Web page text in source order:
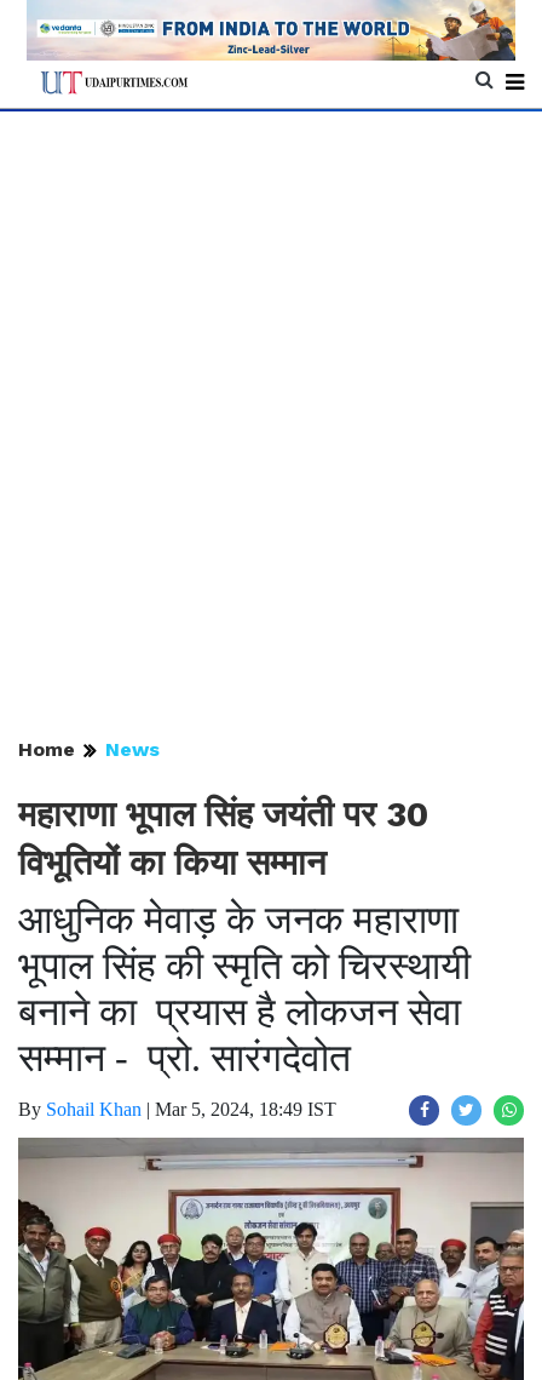
Home News
महाराणा भूपाल सिंह जयंती पर 30
विभूतियों का किया सम्मान
आधुनिक मेवाड़ के जनक महाराणा
भूपाल सिंह की स्मृति को चिरस्थायी
बनाने का प्रयास है लोकजन सेवा
सम्मान - प्रो. सारंगदेवोत
By Sohail Khan | Mar 5, 2024, 18:49 IST